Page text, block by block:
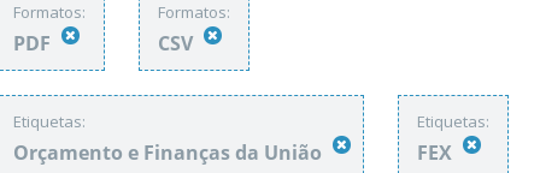
Formatos:
PDF
Formatos:
CSV
Etiquetas:
Orçamento e Finanças da União
Etiquetas:
FEX